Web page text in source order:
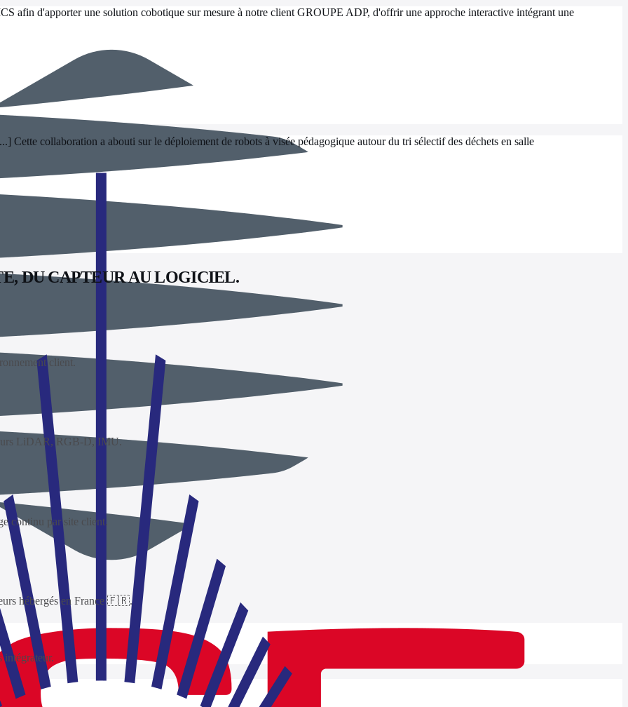
afin d'apporter une solution cobotique sur mesure à notre client GROUPE ADP, d'offrir une approche interactive intégrant une
collaboration a abouti sur le déploiement de robots à visée pédagogique autour du tri sélectif des déchets en salle
DU CAPTEUR AU LOGICIEL.
client.
LiDAR, RGB-D, IMU.
continu par site client.
hébergés en France 🇫🇷.
intégrateur.